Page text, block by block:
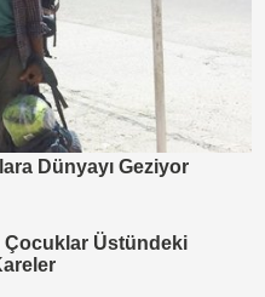
Dünyayı Geziyor
Üstündeki